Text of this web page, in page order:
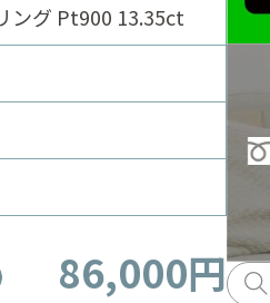
ング Pt900 13.35ct
86,000円